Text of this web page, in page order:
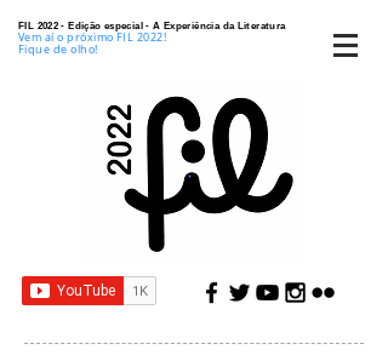
FIL 2022 - Edição especial - A Experiência da Literatura
Vem aí o próximo FIL 2022!
Fique de olho!